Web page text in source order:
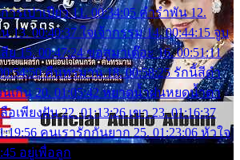
ารเปาเปียว 11. 00:34:05 คำรำพัน 12.
13. 00:40:37 ใจเจ้ากรรม 14. 00:44:15 จูบ
15. 00:47:24 ขอสูมาเต๊อะ 16. 00:51:11
คืนทรมาน 18. 00:58:25 รักนี้สีดำ
นเกิน 20. 01:05:42 หยาดน้ำฝนหยดน้ำตา
อเพียงฝัน 22. 01:13:26 เขา 23. 01:16:37
คนเรารักกันยาก 25. 01:23:06 หัวใจ
อยู่เพื่อลูก